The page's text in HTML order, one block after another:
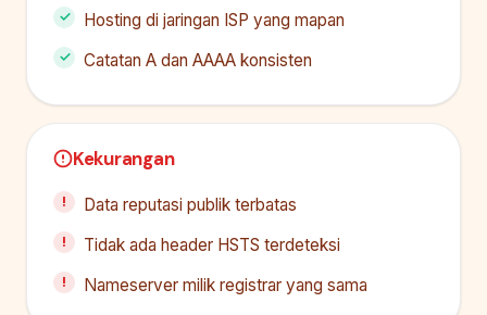
Hosting di jaringan ISP yang mapan
Catatan A dan AAAA konsisten
Kekurangan
Data reputasi publik terbatas
Tidak ada header HSTS terdeteksi
Nameserver milik registrar yang sama